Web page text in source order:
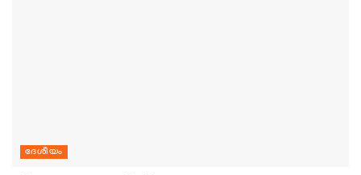
ദേശീയം